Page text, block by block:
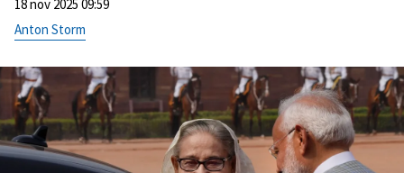
18 nov 2025 09:59
Anton Storm